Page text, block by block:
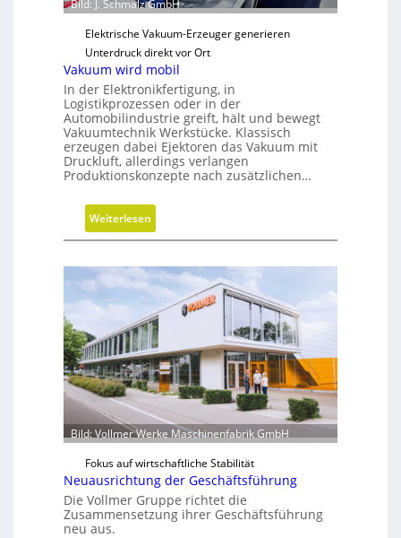
e
u
a
u
s
r
i
c
t
u
g
Bild: J. Schmalz GmbH
Elektrische Vakuum-Erzeuger generieren
Unterdruck direkt vor Ort
Vakuum wird mobil
In der Elektronikfertigung, in
Logistikprozessen oder in der
Automobilindustrie greift, hält und bewegt
Vakuumtechnik Werkstücke. Klassisch
erzeugen dabei Ejektoren das Vakuum mit
Druckluft, allerdings verlangen
Produktionskonzepte nach zusätzlichen…
Weiterlesen
V
k
u
m
w
i
r
m
o
b
i
l
Bild: Vollmer Werke Maschinenfabrik GmbH
Fokus auf wirtschaftliche Stabilität
Neuausrichtung der Geschäftsführung
Die Vollmer Gruppe richtet die
Zusammensetzung ihrer Geschäftsführung
neu aus.